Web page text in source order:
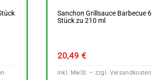
Sanchon Grillsauce Barbecue 6
Stück zu 210 ml
20,49 €